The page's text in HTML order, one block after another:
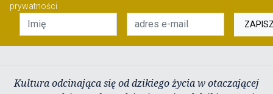
prywatności
Kultura odcinająca się od dzikiego życia w otaczającej